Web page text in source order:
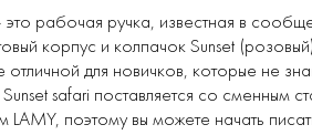
рабочая ручка, известная в
корпус и колпачок Sunset
для новичков, которые не
safari поставляется со сменным
поэтому вы можете начать